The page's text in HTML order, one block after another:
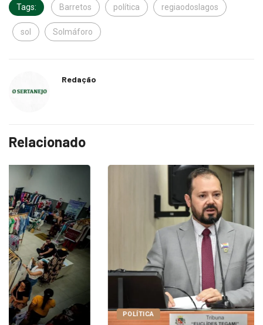
Tags: Barretos política regiaodoslagos
sol Solmáforo
Redação
Relacionado
POLÍTICA